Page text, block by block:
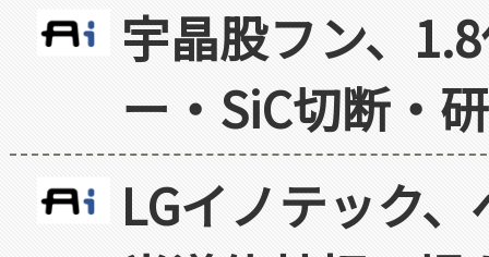
宇晶股フン、
ー・SiC切断・
LGイノテック